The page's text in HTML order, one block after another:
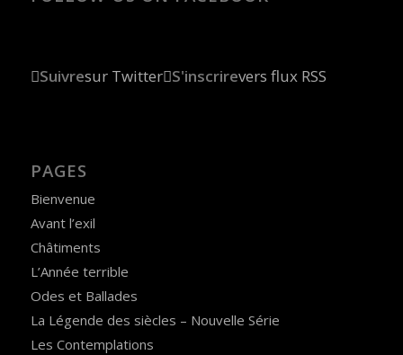
Suivresur Twitter S'inscrirevers flux RSS
PAGES
Bienvenue
Avant l’exil
Châtiments
L’Année terrible
Odes et Ballades
La Légende des siècles – Nouvelle Série
Les Contemplations